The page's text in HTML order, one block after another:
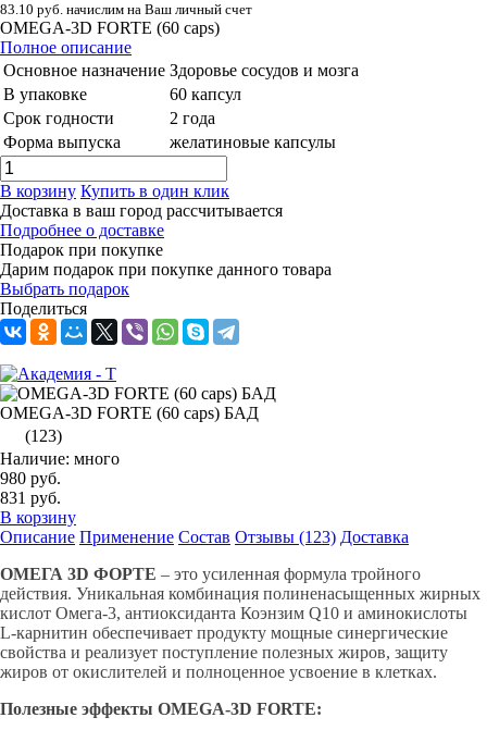
83.10 руб. начислим на Ваш личный счет
OMEGA-3D FORTE (60 caps)
Полное описание
Основное назначение Здоровье сосудов и мозга
В упаковке
60 капсул
Срок годности
2 года
Форма выпуска
желатиновые капсулы
В корзину Купить в один клик
Доставка в ваш город рассчитывается
Подробнее о доставке
Подарок при покупке
Дарим подарок при покупке данного товара
Выбрать подарок
Поделиться
OMEGA-3D FORTE (60 caps) БАД
(123)
Наличие: много
980 руб.
831 руб.
В корзину
Описание Применение Состав Отзывы (123) Доставка
ОМЕГА 3D ФОРТЕ – это усиленная формула тройного
действия. Уникальная комбинация полиненасыщенных жирных
кислот Омега-3, антиоксиданта Коэнзим Q10 и аминокислоты
L-карнитин обеспечивает продукту мощные синергические
свойства и реализует поступление полезных жиров, защиту
жиров от окислителей и полноценное усвоение в клетках.
Полезные эффекты OMEGA-3D FORTE: